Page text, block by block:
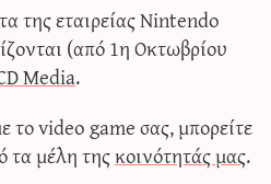
της εταιρείας Nintendo
(από 1η Οκτωβρίου
Media.
το video game σας, μπορείτε
τα μέλη τηςκοινότητάς μας.